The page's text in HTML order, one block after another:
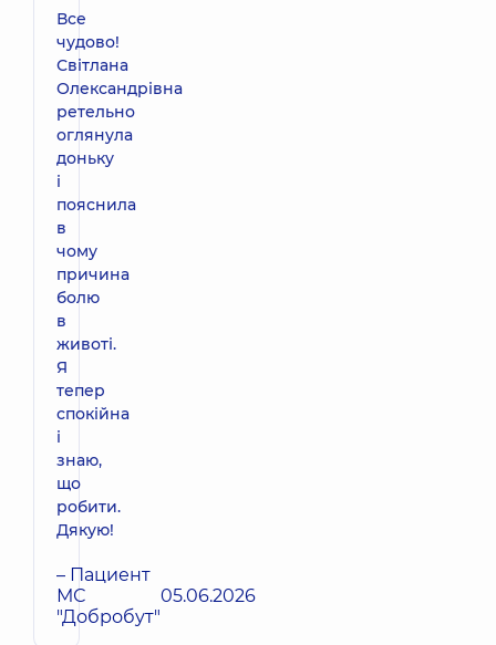
Все
чудово!
Світлана
Олександрівна
ретельно
оглянула
доньку
і
пояснила
в
чому
причина
болю
в
животі.
Я
тепер
спокійна
і
знаю,
що
робити.
Дякую!
– Пациент
МС
"Добробут"
05.06.2026